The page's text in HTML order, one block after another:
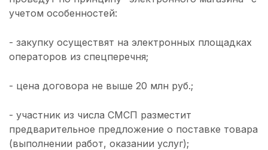
учетом особенностей:
- закупку осуществят на электронных площадках
операторов из спецперечня;
- цена договора не выше 20 млн руб.;
- участник из числа СМСП разместит
предварительное предложение о поставке товара
(выполнении работ, оказании услуг);